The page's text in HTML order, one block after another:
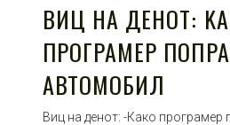
ВИЦ НА ДЕНОТ:
ПРОГРАМЕР
АВТОМОБИЛ
Виц на денот: -Како програмер